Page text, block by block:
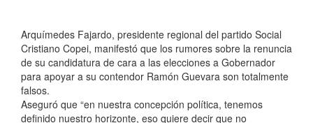
Arquímedes Fajardo, presidente regional del partido Social
Cristiano Copei, manifestó que los rumores sobre la renuncia
de su candidatura de cara a las elecciones a Gobernador
para apoyar a su contendor Ramón Guevara son totalmente
falsos.
Aseguró que “en nuestra concepción política, tenemos
definido nuestro horizonte, eso quiere decir que no